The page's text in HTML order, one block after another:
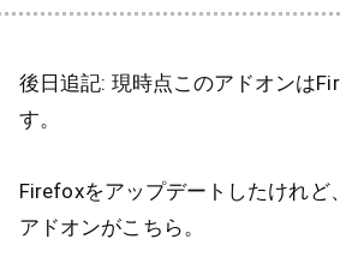
後日追記: 現時点このアドオンは
す。
Firefoxをアップデートしたけれ
アドオンがこちら。